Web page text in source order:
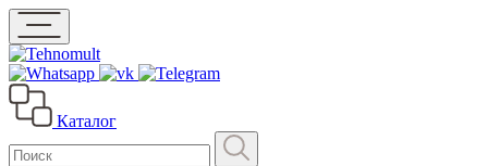
Каталог